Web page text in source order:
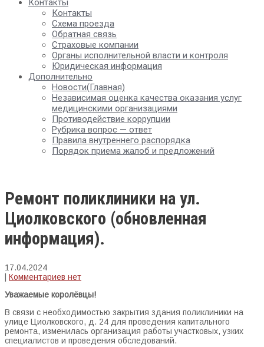
Контакты
Контакты
Схема проезда
Обратная связь
Страховые компании
Органы исполнительной власти и контроля
Юридическая информация
Дополнительно
Новости(Главная)
Независимая оценка качества оказания услуг
медицинскими организациями
Противодействие коррупции
Рубрика вопрос — ответ
Правила внутреннего распорядка
Порядок приема жалоб и предложений
Ремонт поликлиники на ул.
Циолковского (обновленная
информация).
17.04.2024
Комментариев нет
Уважаемые королёвцы!
В связи с необходимостью закрытия здания поликлиники на
улице Циолковского, д. 24 для проведения капитального
ремонта, изменилась организация работы участковых, узких
специалистов и проведения обследований.